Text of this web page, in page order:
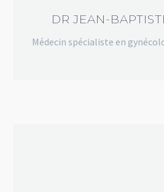
DR JEAN-
Médecin spécialiste en